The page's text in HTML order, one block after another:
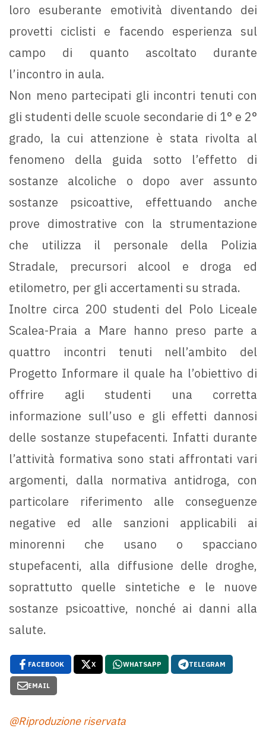
loro esuberante emotività diventando dei
provetti ciclisti e facendo esperienza sul
campo di quanto ascoltato durante
l’incontro in aula.
Non meno partecipati gli incontri tenuti con
gli studenti delle scuole secondarie di 1° e 2°
grado, la cui attenzione è stata rivolta al
fenomeno della guida sotto l’effetto di
sostanze alcoliche o dopo aver assunto
sostanze psicoattive, effettuando anche
prove dimostrative con la strumentazione
che utilizza il personale della Polizia
Stradale, precursori alcool e droga ed
etilometro, per gli accertamenti su strada.
Inoltre circa 200 studenti del Polo Liceale
Scalea-Praia a Mare hanno preso parte a
quattro incontri tenuti nell’ambito del
Progetto Informare il quale ha l’obiettivo di
offrire agli studenti una corretta
informazione sull’uso e gli effetti dannosi
delle sostanze stupefacenti. Infatti durante
l’attività formativa sono stati affrontati vari
argomenti, dalla normativa antidroga, con
particolare riferimento alle conseguenze
negative ed alle sanzioni applicabili ai
minorenni che usano o spacciano
stupefacenti, alla diffusione delle droghe,
soprattutto quelle sintetiche e le nuove
sostanze psicoattive, nonché ai danni alla
salute.
FACEBOOK X WHATSAPP TELEGRAM
EMAIL
@Riproduzione riservata